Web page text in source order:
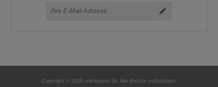
Copyright © 2026 onlineparts.de. Alle Rechte vorbehalten.